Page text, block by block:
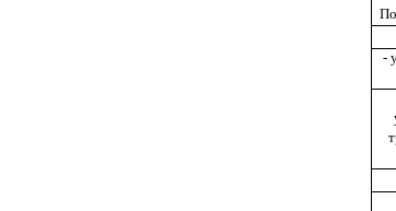
-